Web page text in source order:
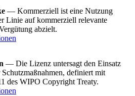
— Kommerziell ist eine Nutzung
Linie auf kommerziell relevante
abzielt.
— Die Lizenz untersagt den Einsatz
definiert mit
des WIPO Copyright Treaty.